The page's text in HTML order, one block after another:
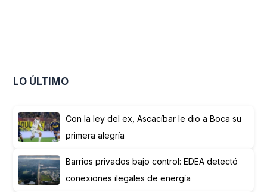
LO ÚLTIMO
Con la ley del ex, Ascacíbar le dio a Boca su
primera alegría
Barrios privados bajo control: EDEA detectó
conexiones ilegales de energía